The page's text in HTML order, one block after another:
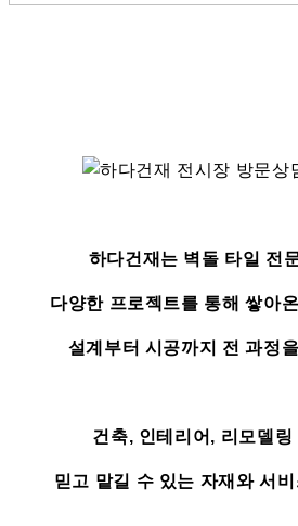
하다건재는 벽돌 타일 전
다양한 프로젝트를 통해 쌓아
설계부터 시공까지 전 과정
건축, 인테리어, 리모델링
믿고 맡길 수 있는 자재와 서